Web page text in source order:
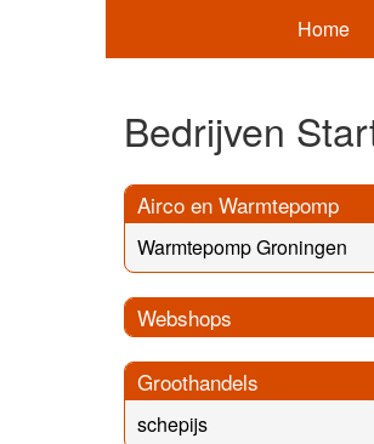
Home
Bedrijven
Airco en Warmtepomp
Warmtepomp Groningen
Webshops
Groothandels
schepijs